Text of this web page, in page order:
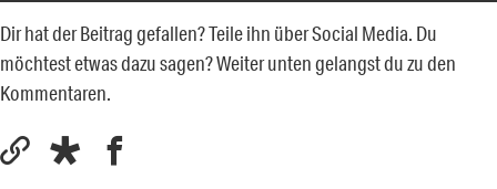
Dir hat der Beitrag gefallen? Teile ihn über Social Media. Du
möchtest etwas dazu sagen? Weiter unten gelangst du zu den
Kommentaren.